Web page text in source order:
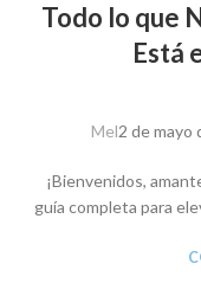
Todo lo que
Está
Mel2 de mayo
¡Bienvenidos,
guía completa para